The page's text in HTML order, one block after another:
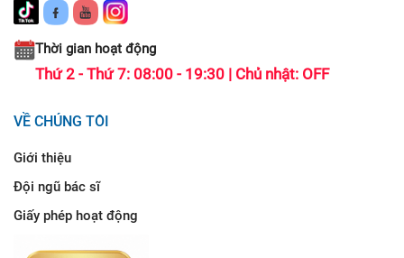
Thời gian hoạt động
Thứ 2 - Thứ 7: 08:00 - 19:30 | Chủ nhật: OFF
VỀ CHÚNG TÔI
Giới thiệu
Đội ngũ bác sĩ
Giấy phép hoạt động